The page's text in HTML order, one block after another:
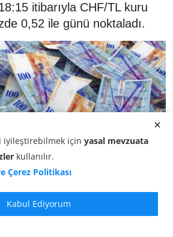
itibarıyla CHF/TL kuru
0,52 ile günü noktaladı.
iyileştirebilmek için yasal mevzuata
kullanılır.
Çerez Politikası
Kabul Ediyorum